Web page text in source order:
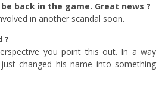
back in the game. Great news ?
in another scandal soon.
?
you point this out. In a way
changed his name into something